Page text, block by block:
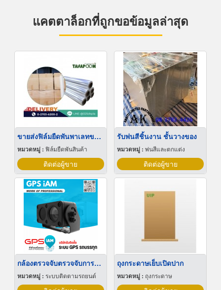
แคตตาล็อกที่ถูกขอข้อมูลล่าสุด
ขายส่งฟิล์มยืดพันพาเลทขนาดพันด้วยมือ Hand wrap
หมวดหมู่ : ฟิล์มยืดพันสินค้า
ติดต่อผู้ขาย
รับพ่นสีชิ้นงาน ชั้นวางของ
หมวดหมู่ : พ่นสีและตกแต่ง
ติดต่อผู้ขาย
กล้องตรวจจับตรวจจับการหลับใน
หมวดหมู่ : ระบบติดตามรถยนต์
ถุงกระดาษเย็บเปิดปาก
หมวดหมู่ : ถุงกระดาษ